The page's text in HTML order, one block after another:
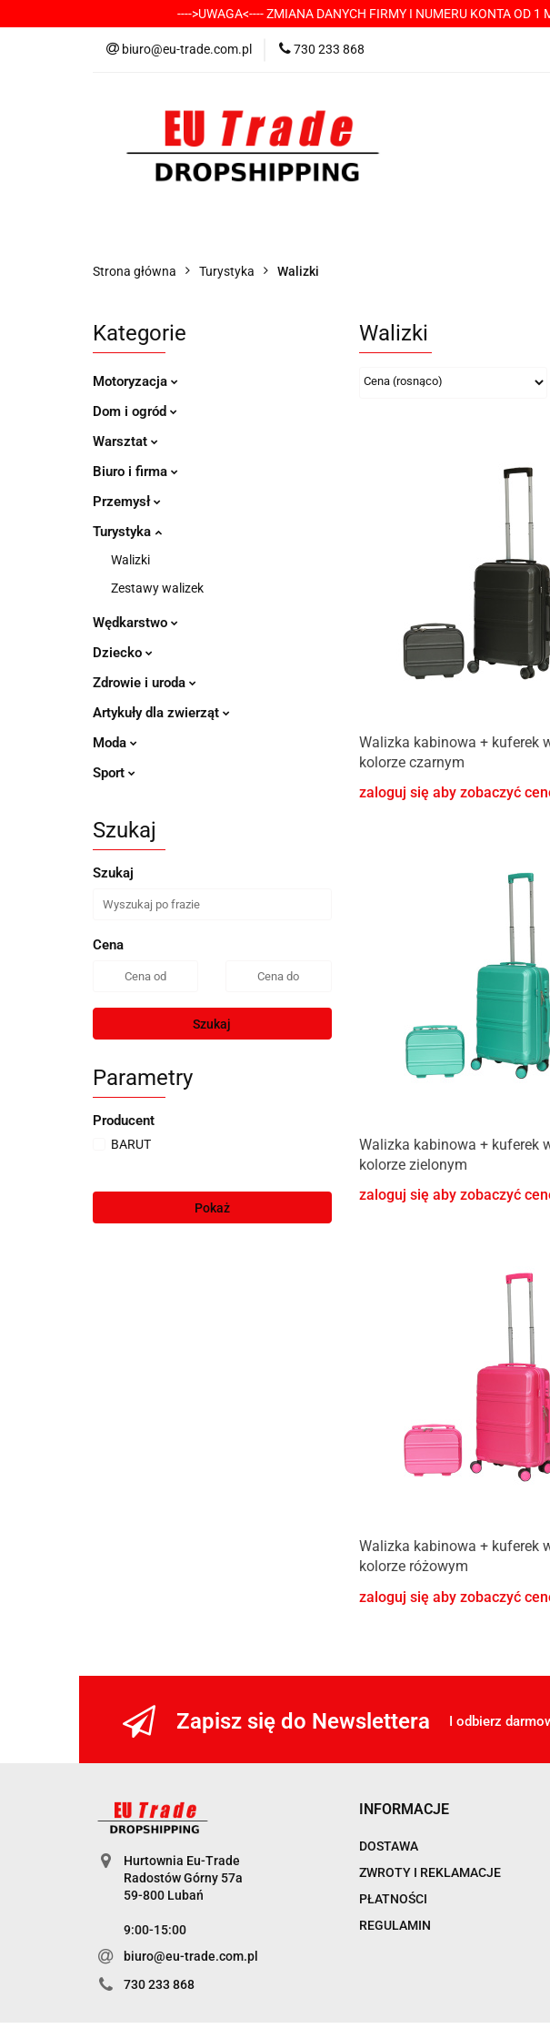
---->UWAGA<---- ZMIANA DANYCH FIRMY I NUMERU KONTA
biuro@eu-trade.com.pl 730 233 868
KATEGORIE -----> CHCESZ Z NAMI
Strona główna Turystyka Walizki
Kategorie
Motoryzacja
Dom i ogród
Warsztat
Biuro i firma
Przemysł
Turystyka
Walizki
Zestawy walizek
Wędkarstwo
Dziecko
Zdrowie i uroda
Artykuły dla zwierząt
Moda
Sport
Szukaj
Szukaj
Cena
Szukaj
Parametry
Producent
BARUT
Pokaż
Walizki
Walizka kabinowa + kuferek
kolorze czarnym
zaloguj się aby zobaczyć
Walizka kabinowa + kuferek
kolorze zielonym
zaloguj się aby zobaczyć
Walizka kabinowa + kuferek
kolorze różowym
zaloguj się aby zobaczyć
Zapisz się do Newslettera I odbierz
Hurtownia Eu-Trade
Radostów Górny 57a
59-800 Lubań
9:00-15:00
biuro@eu-trade.com.pl
730 233 868
INFORMACJE
DOSTAWA
ZWROTY I REKLAMACJE
PŁATNOŚCI
REGULAMIN